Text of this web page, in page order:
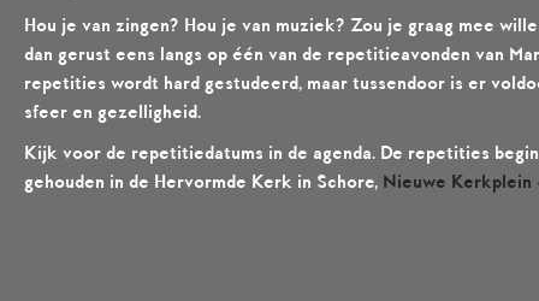
Hou je van zingen? Hou je van muziek? Zou je graag mee
dan gerust eens langs op één van de repetitieavonden van
repetities wordt hard gestudeerd, maar tussendoor is er
sfeer en gezelligheid.
Kijk voor de repetitiedatums in de agenda. De repetities
gehouden in de Hervormde Kerk in Schore, Nieuwe Kerkplein